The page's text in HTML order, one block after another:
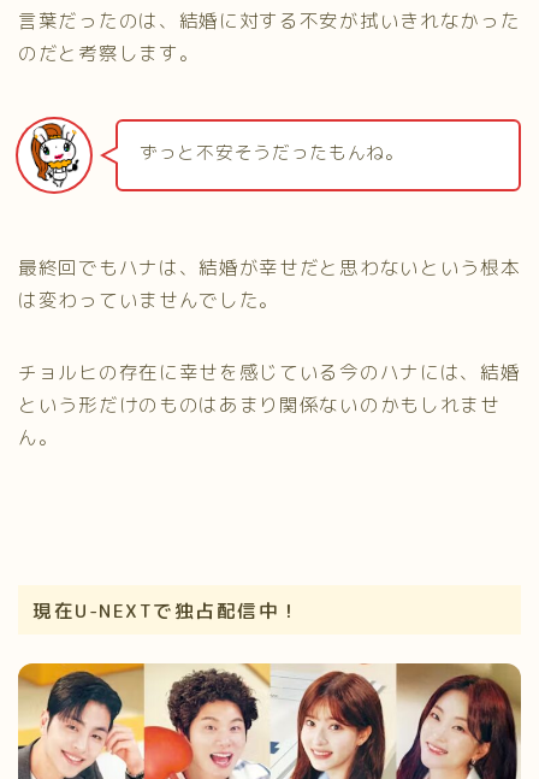
言葉だったのは、結婚に対する不安が拭いきれなかった
のだと考察します。
ずっと不安そうだったもんね。
最終回でもハナは、結婚が幸せだと思わないという根本
は変わっていませんでした。
チョルヒの存在に幸せを感じている今のハナには、結婚
という形だけのものはあまり関係ないのかもしれませ
ん。
現在U-NEXTで独占配信中！